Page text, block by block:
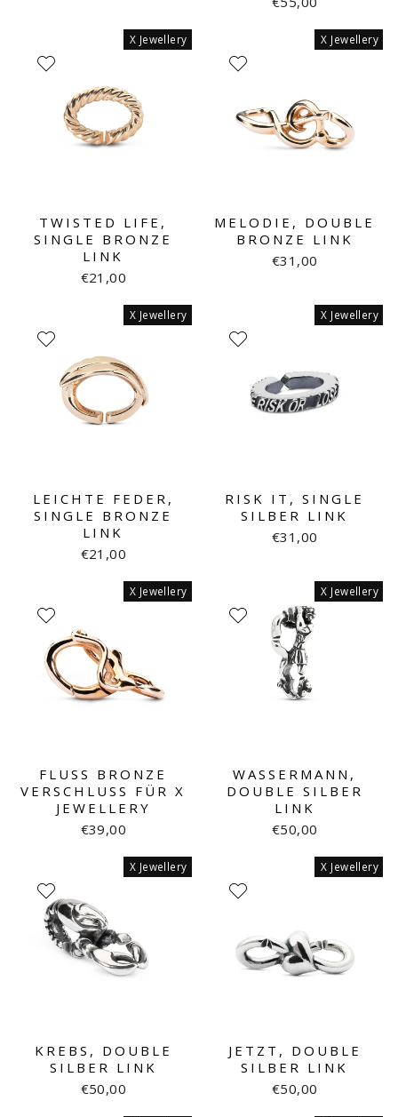
X Jewellery
TWISTED LIFE,
SINGLE BRONZE
LINK
€21,00
X Jewellery
MELODIE, DOUBLE
BRONZE LINK
€31,00
X Jewellery
LEICHTE FEDER,
SINGLE BRONZE
LINK
€21,00
X Jewellery
RISK IT, SINGLE
SILBER LINK
€31,00
X Jewellery
FLUSS BRONZE
VERSCHLUSS FÜR X
JEWELLERY
€39,00
X Jewellery
WASSERMANN,
DOUBLE SILBER
LINK
€50,00
X Jewellery
KREBS, DOUBLE
SILBER LINK
€50,00
X Jewellery
JETZT, DOUBLE
SILBER LINK
€50,00